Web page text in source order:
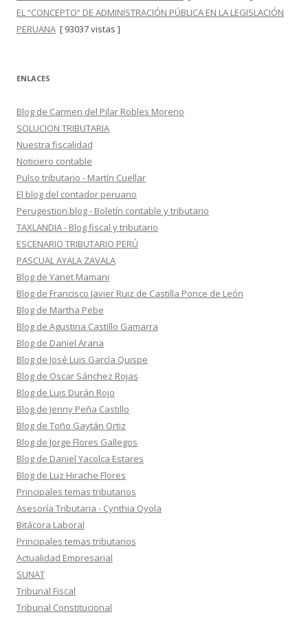
EL “CONCEPTO” DE ADMINISTRACIÓN PÚBLICA EN LA LEGISLACIÓN
PERUANA [ 93037 vistas ]
ENLACES
Blog de Carmen del Pilar Robles Moreno
SOLUCION TRIBUTARIA
Nuestra fiscalidad
Noticiero contable
Pulso tributario - Martín Cuellar
El blog del contador peruano
Perugestion.blog - Boletín contable y tributario
TAXLANDIA - Blog fiscal y tributario
ESCENARIO TRIBUTARIO PERÚ
PASCUAL AYALA ZAVALA
Blog de Yanet Mamani
Blog de Francisco Javier Ruiz de Castilla Ponce de León
Blog de Martha Pebe
Blog de Agustina Castillo Gamarra
Blog de Daniel Arana
Blog de José Luis García Quispe
Blog de Oscar Sánchez Rojas
Blog de Luis Durán Rojo
Blog de Jenny Peña Castillo
Blog de Toño Gaytán Ortiz
Blog de Jorge Flores Gallegos
Blog de Daniel Yacolca Estares
Blog de Luz Hirache Flores
Principales temas tributarios
Asesoría Tributaria - Cynthia Oyola
Bitácora Laboral
Principales temas tributarios
Actualidad Empresarial
SUNAT
Tribunal Fiscal
Tribunal Constitucional